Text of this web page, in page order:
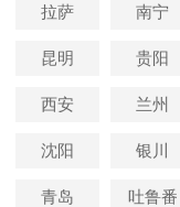
拉萨 南宁
昆明 贵阳
西安 兰州
沈阳 银川
青岛 吐鲁番